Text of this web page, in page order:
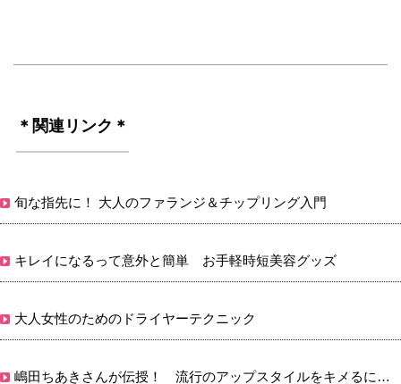
＊関連リンク＊
旬な指先に！ 大人のファランジ＆チップリング入門
キレイになるって意外と簡単 お手軽時短美容グッズ
大人女性のためのドライヤーテクニック
嶋田ちあきさんが伝授！ 流行のアップスタイルをキメるには？